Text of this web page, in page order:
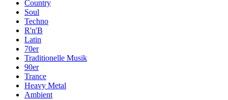
Country
Soul
Techno
R'n'B
Latin
70er
Traditionelle Musik
90er
Trance
Heavy Metal
Ambient